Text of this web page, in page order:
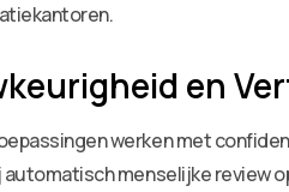
en
werken met
automatisch menselijke review